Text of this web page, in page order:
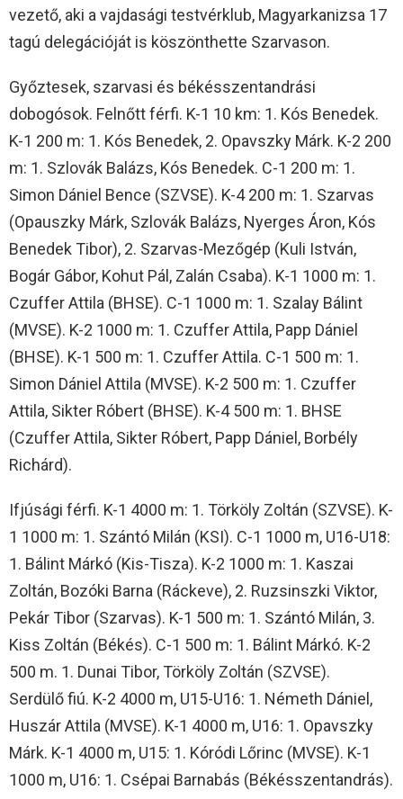
vezető, aki a vajdasági testvérklub, Magyarkanizsa 17
tagú delegációját is köszönthette Szarvason.
Győztesek, szarvasi és békésszentandrási
dobogósok. Felnőtt férfi. K-1 10 km: 1. Kós Benedek.
K-1 200 m: 1. Kós Benedek, 2. Opavszky Márk. K-2 200
m: 1. Szlovák Balázs, Kós Benedek. C-1 200 m: 1.
Simon Dániel Bence (SZVSE). K-4 200 m: 1. Szarvas
(Opauszky Márk, Szlovák Balázs, Nyerges Áron, Kós
Benedek Tibor), 2. Szarvas-Mezőgép (Kuli István,
Bogár Gábor, Kohut Pál, Zalán Csaba). K-1 1000 m: 1.
Czuffer Attila (BHSE). C-1 1000 m: 1. Szalay Bálint
(MVSE). K-2 1000 m: 1. Czuffer Attila, Papp Dániel
(BHSE). K-1 500 m: 1. Czuffer Attila. C-1 500 m: 1.
Simon Dániel Attila (MVSE). K-2 500 m: 1. Czuffer
Attila, Sikter Róbert (BHSE). K-4 500 m: 1. BHSE
(Czuffer Attila, Sikter Róbert, Papp Dániel, Borbély
Richárd).
Ifjúsági férfi. K-1 4000 m: 1. Törköly Zoltán (SZVSE). K-
1 1000 m: 1. Szántó Milán (KSI). C-1 1000 m, U16-U18:
1. Bálint Márkó (Kis-Tisza). K-2 1000 m: 1. Kaszai
Zoltán, Bozóki Barna (Ráckeve), 2. Ruzsinszki Viktor,
Pekár Tibor (Szarvas). K-1 500 m: 1. Szántó Milán, 3.
Kiss Zoltán (Békés). C-1 500 m: 1. Bálint Márkó. K-2
500 m. 1. Dunai Tibor, Törköly Zoltán (SZVSE).
Serdülő fiú. K-2 4000 m, U15-U16: 1. Németh Dániel,
Huszár Attila (MVSE). K-1 4000 m, U16: 1. Opavszky
Márk. K-1 4000 m, U15: 1. Kóródi Lőrinc (MVSE). K-1
1000 m, U16: 1. Csépai Barnabás (Békésszentandrás).